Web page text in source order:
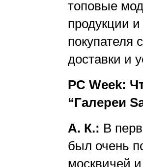
топовые
продукции
покупателя
доставки и
PC Week:
“Галереи
А. К.: В
был очень
москвичей